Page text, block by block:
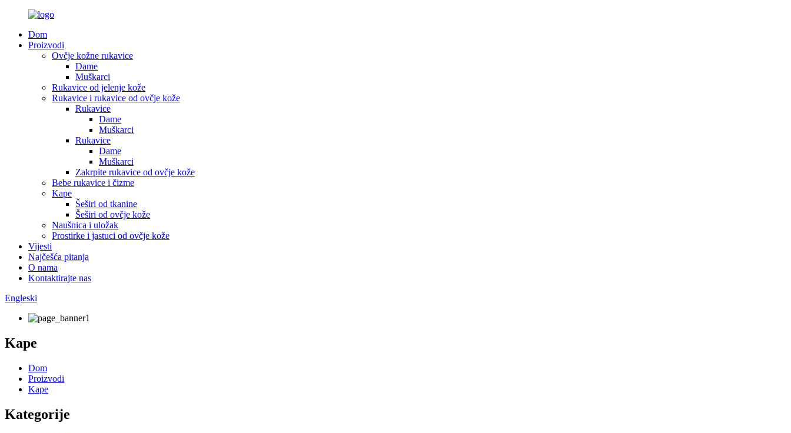
Dom
Proizvodi
Ovčje kožne rukavice
Dame
Muškarci
Rukavice od jelenje kože
Rukavice i rukavice od ovčje kože
Rukavice
Dame
Muškarci
Rukavice
Dame
Muškarci
Zakrpite rukavice od ovčje kože
Bebe rukavice i čizme
Kape
Šeširi od tkanine
Šeširi od ovčje kože
Naušnica i uložak
Prostirke i jastuci od ovčje kože
Vijesti
Najčešća pitanja
O nama
Kontaktirajte nas
Engleski
Kape
Dom
Proizvodi
Kape
Kategorije